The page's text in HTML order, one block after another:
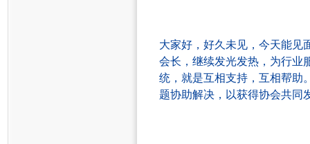
大家好，好久未见，今天能见
会长，继续发光发热，为行业
统，就是互相支持，互相帮助
题协助解决，以获得协会共同